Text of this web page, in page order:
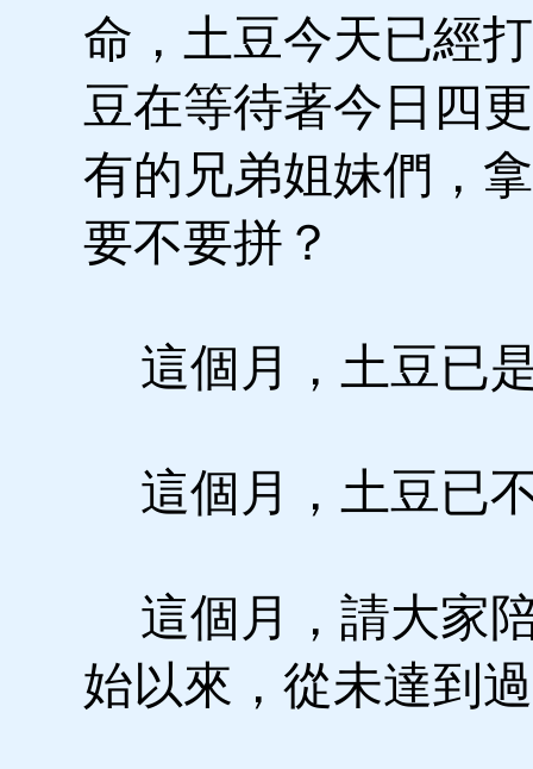
命，土豆今天已經
豆在等待著今日四
有的兄弟姐妹們，
要不要拼？
這個月，土豆已
這個月，土豆已
這個月，請大家
始以來，從未達到